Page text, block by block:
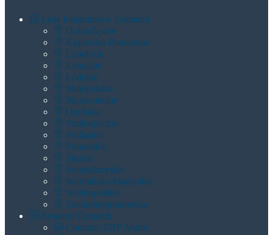
Lista Integratorów Comarch
Dolnośląskie
Kujawsko-Pomorskie
Lubelskie
Lubuskie
Łódzkie
Małopolskie
Mazowieckie
Opolskie
Podkarpackie
Podlaskie
Pomorskie
Śląskie
Świętokrzyskie
Warmińsko-Mazurskie
Wielkopolskie
Zachodniopomorskie
Systemy Comarch
Comarch ERP Altum